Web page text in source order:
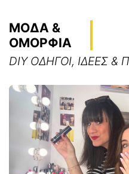
ΜΟΔΑ &
ΟΜΟΡΦΙΑ
DIY ΟΔΗΓΟΙ, ΙΔΕΕΣ &